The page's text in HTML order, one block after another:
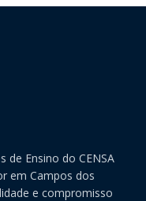
de Ensino do CENSA
em Campos dos
e compromisso